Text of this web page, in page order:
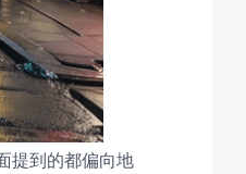
提到的都偏向地